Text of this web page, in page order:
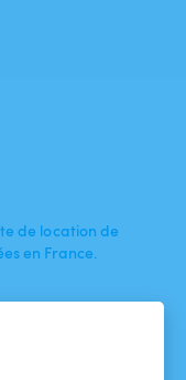
de location de
en France.